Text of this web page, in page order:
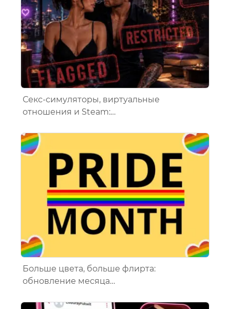
Секс-симуляторы, виртуальные
отношения и Steam:…
Больше цвета, больше флирта:
обновление месяца…